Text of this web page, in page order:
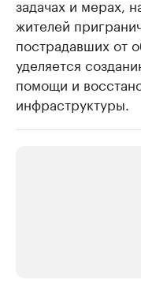
задачах и мерах,
жителей
пострадавших от
уделяется
помощи и
инфраструктуры.